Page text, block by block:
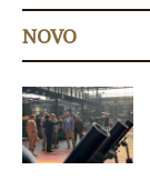
NOVO